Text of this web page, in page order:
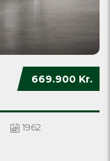
669.900 Kr.
1962